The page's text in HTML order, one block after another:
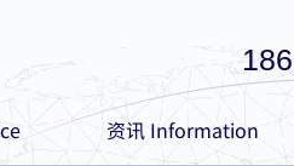
资讯 Information